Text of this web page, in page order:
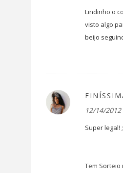
Lindinho o
visto algo
beijo
12/14/2012
Super legal!
Tem Sorteio